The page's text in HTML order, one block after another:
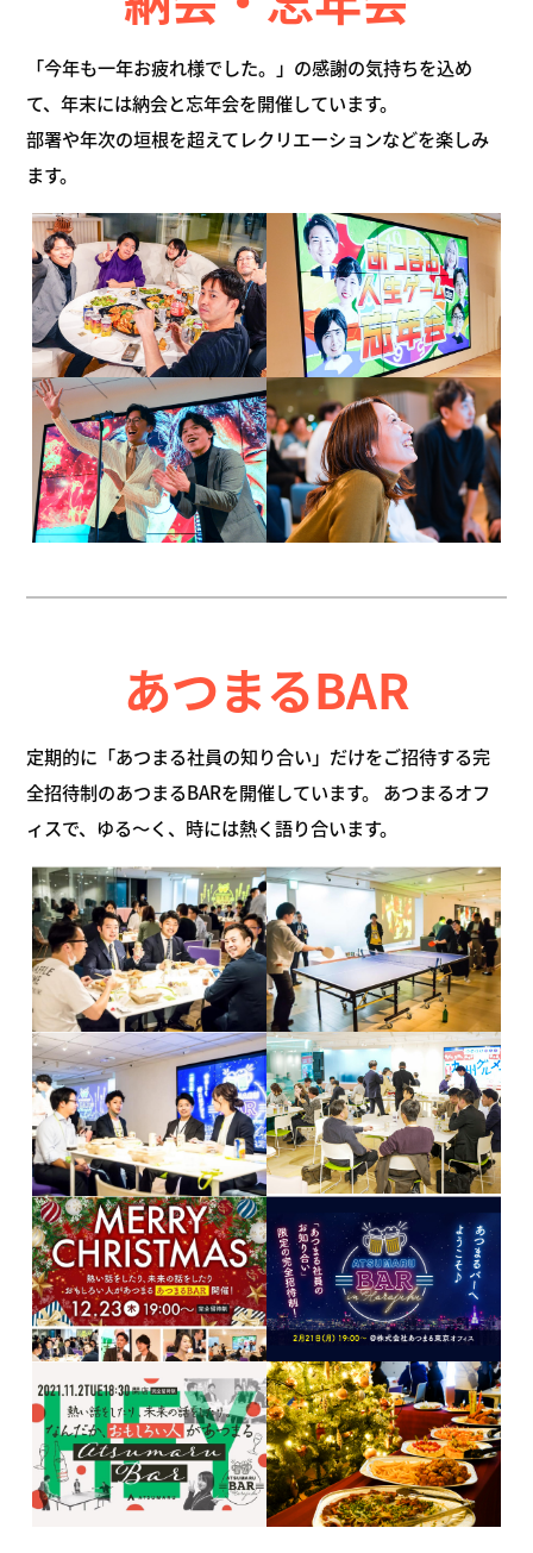
「今年も一年お疲れ様でした。」の感謝の気持ちを込め
て、年末には納会と忘年会を開催しています。
部署や年次の垣根を超えてレクリエーションなどを楽しみ
ます。
あつまるBAR
定期的に「あつまる社員の知り合い」だけをご招待する完
全招待制のあつまるBARを開催しています。 あつまるオフ
ィスで、ゆる〜く、時には熱く語り合います。